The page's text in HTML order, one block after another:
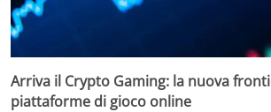
Arriva il Crypto Gaming: la nuova
piattaforme di gioco online